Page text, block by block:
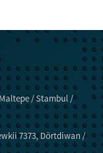
/ Stambul /
7373, Dörtdiwan /